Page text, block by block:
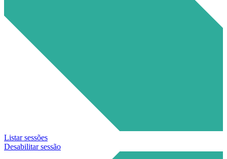
Listar sessões
Desabilitar sessão